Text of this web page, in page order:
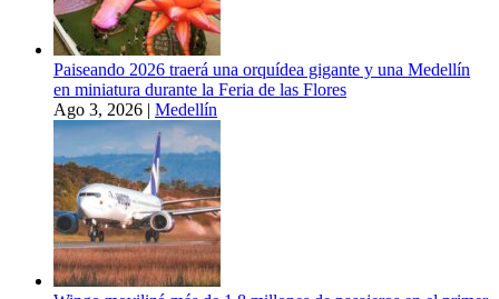
Paiseando 2026 traerá una orquídea gigante y una Medellín
en miniatura durante la Feria de las Flores
Ago 3, 2026 | Medellín